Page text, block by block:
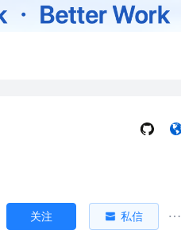
关注 私信